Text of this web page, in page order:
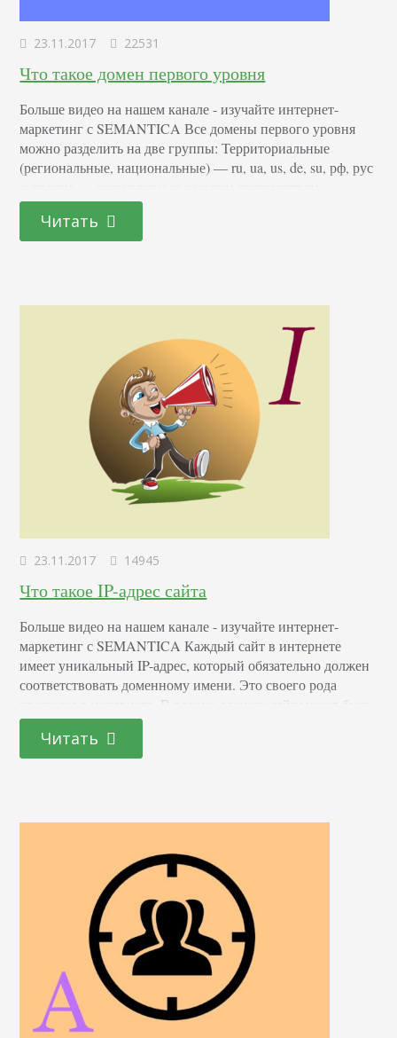
23.11.2017 22531
Что такое домен первого уровня
Больше видео на нашем канале - изучайте интернет-
маркетинг с SEMANTICA Все домены первого уровня
можно разделить на две группы: Территориальные
(региональные, национальные) — ru, ua, us, de, su, рф, рус
Тематические (общие) — это org, com, net, info, biz и
другие — являются доменами первого уровня общего
пользования и на них не распространяются…
Читать
23.11.2017 14945
Что такое IP-адрес сайта
Больше видео на нашем канале - изучайте интернет-
маркетинг с SEMANTICA Каждый сайт в интернете
имеет уникальный IP-адрес, который обязательно должен
соответствовать доменному имени. Это своего рода
прописка в интернете. В редких случаях сайт может быть
лишен имени. В этом случае в адресной строке будет
отображаться только IP. Крупные интернет-ресурсы на
одно доменное имя устанавливают 2-3 адреса. После
Читать